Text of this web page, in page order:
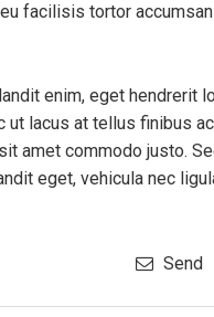
facilisis tortor
enim, eget hendrerit
ut lacus at tellus finibus
amet commodo justo.
eget, vehicula nec
Send